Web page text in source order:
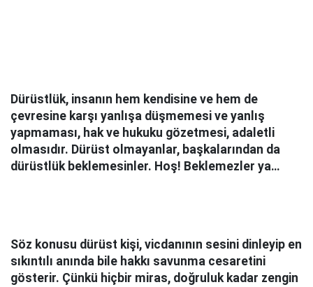
Dürüstlük, insanın hem kendisine ve hem de
çevresine karşı yanlışa düşmemesi ve yanlış
yapmaması, hak ve hukuku gözetmesi, adaletli
olmasıdır. Dürüst olmayanlar, başkalarından da
dürüstlük beklemesinler. Hoş! Beklemezler ya…
Söz konusu dürüst kişi, vicdanının sesini dinleyip en
sıkıntılı anında bile hakkı savunma cesaretini
gösterir. Çünkü hiçbir miras, doğruluk kadar zengin